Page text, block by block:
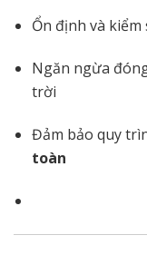
Ổn định và
Ngăn ngừa
trời
Đảm bảo quy
toàn